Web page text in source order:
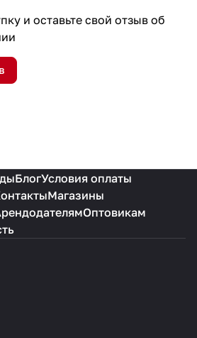
и оставьте свой отзыв об
БлогУсловия оплаты
Магазины
Оптовикам